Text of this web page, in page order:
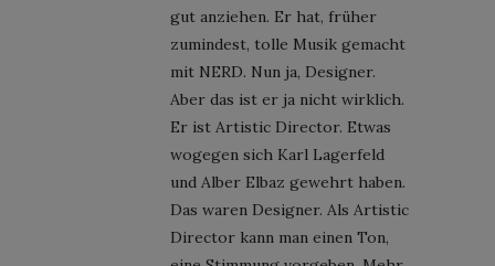
gut anziehen. Er hat, früher
zumindest, tolle Musik gemacht
mit NERD. Nun ja, Designer.
Aber das ist er ja nicht wirklich.
Er ist Artistic Director. Etwas
wogegen sich Karl Lagerfeld
und Alber Elbaz gewehrt haben.
Das waren Designer. Als Artistic
Director kann man einen Ton,